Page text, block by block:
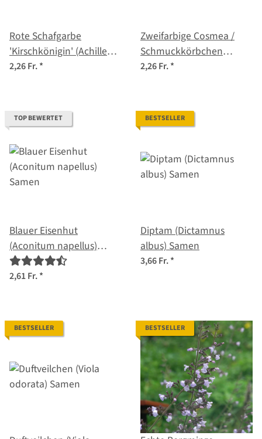
Rote Schafgarbe
'Kirschkönigin' (Achillea
millefolium) Samen
2,26 Fr.*
Zweifarbige Cosmea /
Schmuckkörbchen
'Sensation Candy Stripe'
2,26 Fr.*
TOP BEWERTET
Blauer Eisenhut
(Aconitum napellus)
Samen
2,61 Fr.*
BESTSELLER
Diptam (Dictamnus
albus) Samen
3,66 Fr.*
BESTSELLER BESTSELLER